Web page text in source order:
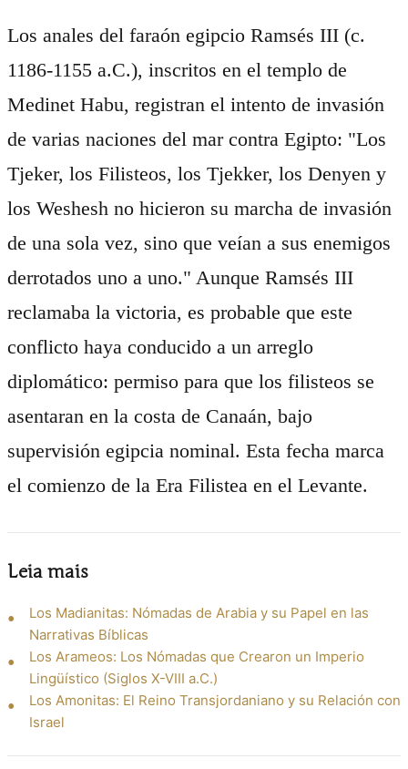
Los anales del faraón egipcio Ramsés III (c.
1186-1155 a.C.), inscritos en el templo de
Medinet Habu, registran el intento de invasión
de varias naciones del mar contra Egipto: "Los
Tjeker, los Filisteos, los Tjekker, los Denyen y
los Weshesh no hicieron su marcha de invasión
de una sola vez, sino que veían a sus enemigos
derrotados uno a uno." Aunque Ramsés III
reclamaba la victoria, es probable que este
conflicto haya conducido a un arreglo
diplomático: permiso para que los filisteos se
asentaran en la costa de Canaán, bajo
supervisión egipcia nominal. Esta fecha marca
el comienzo de la Era Filistea en el Levante.
Leia mais
Los Madianitas: Nómadas de Arabia y su Papel en las
Narrativas Bíblicas
Los Arameos: Los Nómadas que Crearon un Imperio
Lingüístico (Siglos X-VIII a.C.)
Los Amonitas: El Reino Transjordaniano y su Relación con
Israel